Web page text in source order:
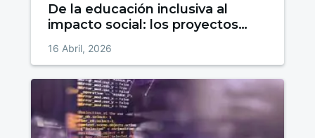
De la educación inclusiva al
impacto social: los proyectos
Emprendedor
16 Abril, 2026